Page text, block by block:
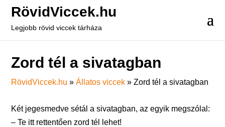
RövidViccek.hu
Legjobb rövid viccek tárháza
Zord tél a sivatagban
RövidViccek.hu »Állatos viccek »Zord tél a sivatagban
Két jegesmedve sétál a sivatagban, az egyik megszólal:
– Te itt rettentően zord tél lehet!